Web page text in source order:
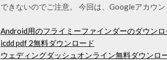
できないのでご注意。 今回は、Googleアカウ
Android用のフライミーファインダーのダウンロ
icdd pdf 2無料ダウンロード
ウェディングダッシュオンライン無料ダウンロ